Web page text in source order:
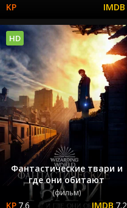
Фантастические твари и
где они обитают
(фильм)
7.6 7.2
HD